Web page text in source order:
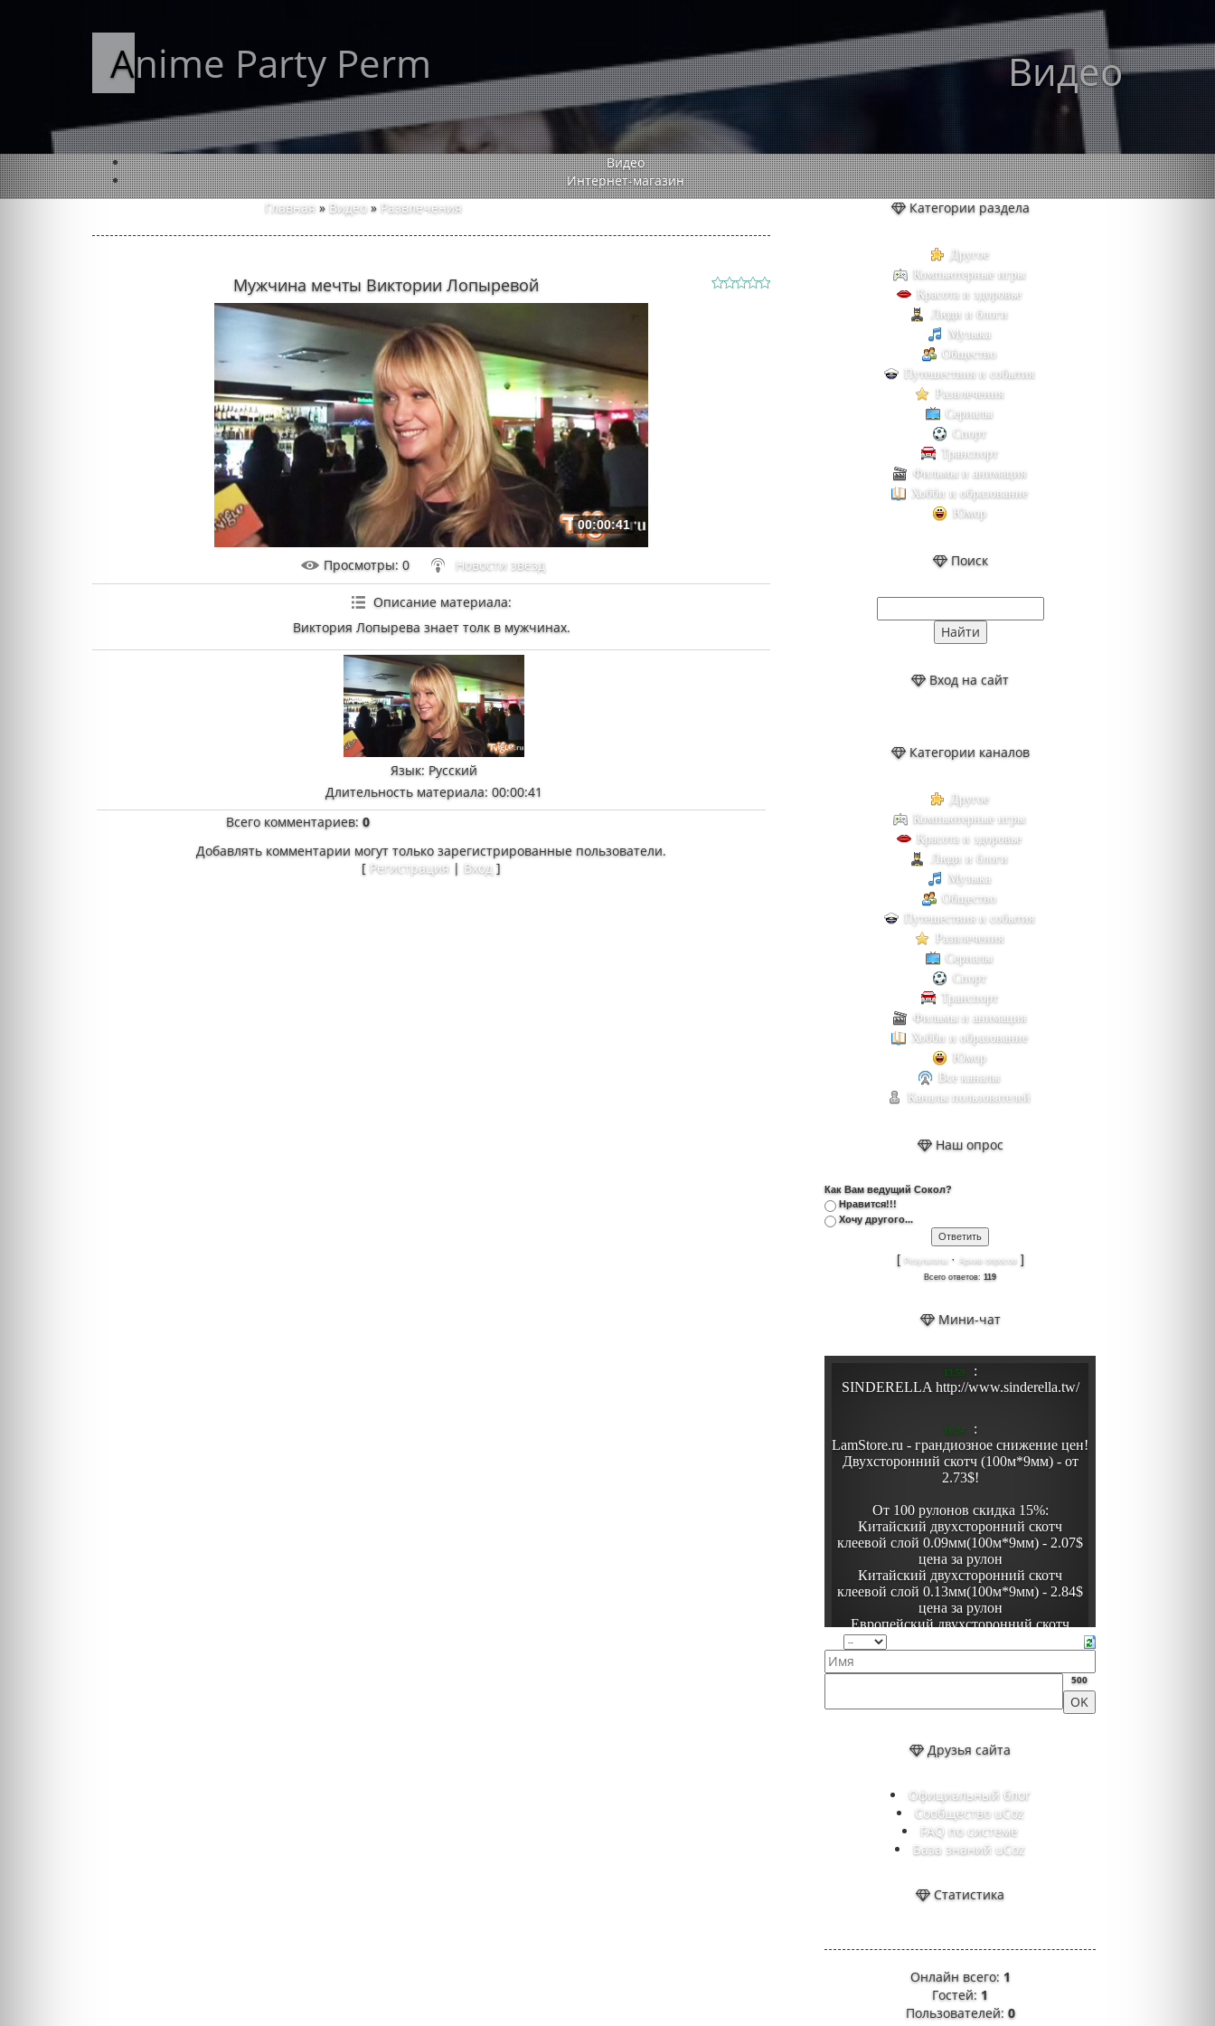
Anime Party Perm Видео
Видео
Интернет-магазин
Главная » Видео » Развлечения
Мужчина мечты Виктории Лопыревой
00:00:41
Просмотры: 0 Новости звезд
Описание материала:
Виктория Лопырева знает толк в мужчинах.
Язык: Русский
Длительность материала: 00:00:41
Всего комментариев:0
Добавлять комментарии могут только зарегистрированные пользователи.
[ Регистрация | Вход ]
Категории раздела
Другое
Компьютерные игры
Красота и здоровье
Люди и блоги
Музыка
Общество
Путешествия и события
Развлечения
Сериалы
Спорт
Транспорт
Фильмы и анимация
Хобби и образование
Юмор
Поиск
Вход на сайт
Категории каналов
Другое
Компьютерные игры
Красота и здоровье
Люди и блоги
Музыка
Общество
Путешествия и события
Развлечения
Сериалы
Спорт
Транспорт
Фильмы и анимация
Хобби и образование
Юмор
Все каналы
Каналы пользователей
Наш опрос
Как Вам ведущий Сокол?
Нравится!!!
Хочу другого...
[ Результаты · Архив опросов]
Всего ответов: 119
Мини-чат
500
Друзья сайта
Официальный блог
Сообщество uCoz
FAQ по системе
База знаний uCoz
Статистика
Онлайн всего: 1
Гостей: 1
Пользователей:0